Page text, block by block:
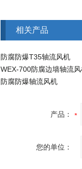
相关产品
防腐防爆T35轴流风机
WEX-700防腐边墙轴流
防腐防爆轴流风机
产品：
您的单位：